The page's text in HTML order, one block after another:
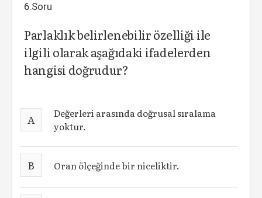
6.Soru
Parlaklık belirlenebilir özelliği ile
ilgili olarak aşağıdaki ifadelerden
hangisi doğrudur?
A
Değerleri arasında doğrusal sıralama
yoktur.
B Oran ölçeğinde bir niceliktir.